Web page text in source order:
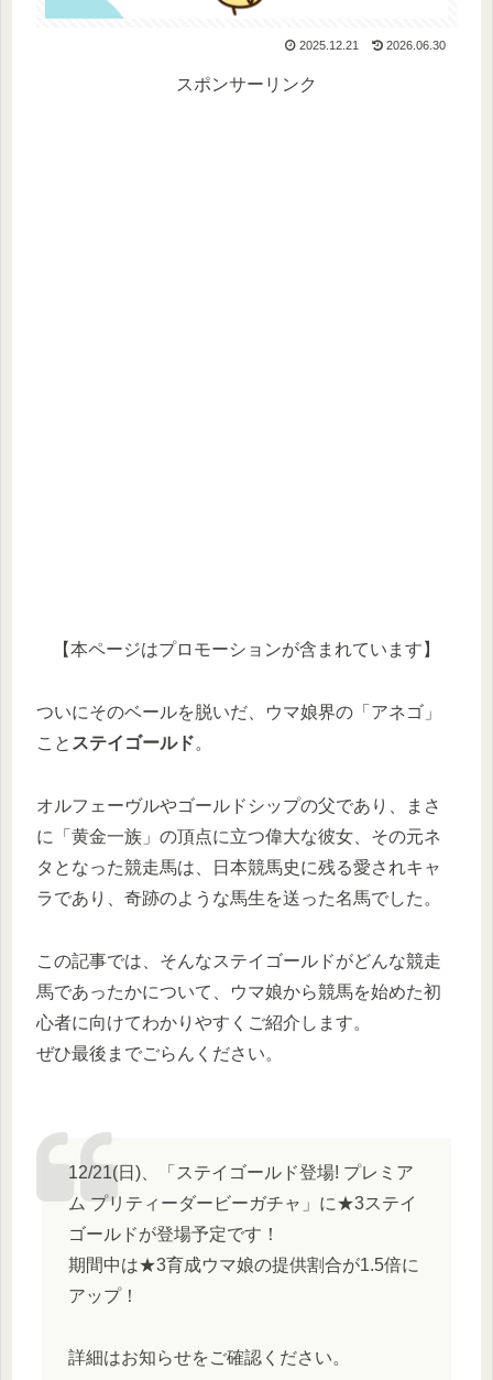
2025.12.21 2026.06.30
スポンサーリンク
【本ページはプロモーションが含まれています】
ついにそのベールを脱いだ、ウマ娘界の「アネゴ」
こと ステイゴールド。
オルフェーヴルやゴールドシップの父であり、まさ
に「黄金一族」の頂点に立つ偉大な彼女、その元ネ
タとなった競走馬は、日本競馬史に残る愛されキャ
ラであり、奇跡のような馬生を送った名馬でした。
この記事では、そんなステイゴールドがどんな競走
馬であったかについて、ウマ娘から競馬を始めた初
心者に向けてわかりやすくご紹介します。
ぜひ最後までごらんください。
12/21(日)、「ステイゴールド登場! プレミア
ム プリティーダービーガチャ」に★3ステイ
ゴールドが登場予定です！
期間中は★3育成ウマ娘の提供割合が1.5倍に
アップ！
詳細はお知らせをご確認ください。